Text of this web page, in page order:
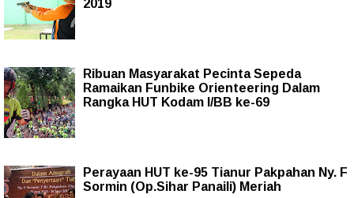
2019
Ribuan Masyarakat Pecinta Sepeda
Ramaikan Funbike Orienteering Dalam
Rangka HUT Kodam I/BB ke-69
Perayaan HUT ke-95 Tianur Pakpahan Ny. F
Sormin (Op.Sihar Panaili) Meriah